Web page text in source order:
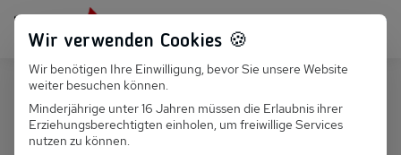
Persönlich für dich da: +49 251 899 050
Suchfeld
Suchen
PL 038.011A - Family Holiday Typ
Wir verwenden Cookies 🍪
Wir benötigen Ihre Einwilligung, bevor Sie unsere Website
weiter besuchen können.
Minderjährige unter 16 Jahren müssen die Erlaubnis ihrer
Erziehungsberechtigten einholen, um freiwillige Services
nutzen zu können.